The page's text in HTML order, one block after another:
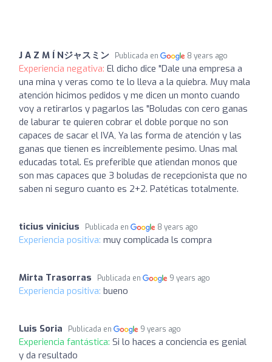
J A Z M Í Nジャスミン Publicada en 8 years ago
Experiencia negativa: El dicho dice "Dale una empresa a
una mina y veras como te lo lleva a la quiebra. Muy mala
atención hicimos pedidos y me dicen un monto cuando
voy a retirarlos y pagarlos las "Boludas con cero ganas
de laburar te quieren cobrar el doble porque no son
capaces de sacar el IVA, Ya las forma de atención y las
ganas que tienen es increíblemente pesimo. Unas mal
educadas total. Es preferible que atiendan monos que
son mas capaces que 3 boludas de recepcionista que no
saben ni seguro cuanto es 2+2. Patéticas totalmente.
ticius vinicius Publicada en 8 years ago
Experiencia positiva: muy complicada ls compra
Mirta Trasorras Publicada en 9 years ago
Experiencia positiva: bueno
Luis Soria Publicada en 9 years ago
Experiencia fantástica: Si lo haces a conciencia es genial
y da resultado